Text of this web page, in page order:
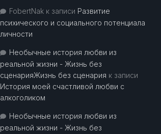
FobertNak к записи Развитие
психического и социального потенциала
личности
Необычные история любви из
реальной жизни - Жизнь без
сценарияЖизнь без сценария к записи
История моей счастливой любви с
алкоголиком
Необычные история любви из
реальной жизни - Жизнь без